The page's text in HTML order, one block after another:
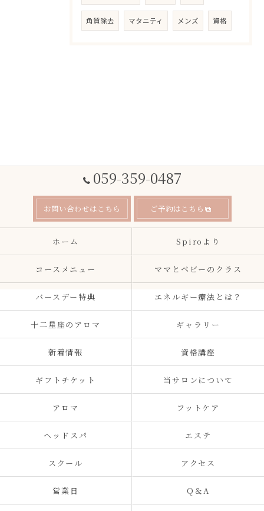
角質除去 マタニティ メンズ 資格
059-359-0487
お問い合わせはこちら ご予約はこちら
ホーム Spiroより
コースメニュー ママとベビーのクラス
バースデー特典 エネルギー療法とは？
十二星座のアロマ ギャラリー
新着情報 資格講座
ギフトチケット 当サロンについて
アロマ フットケア
ヘッドスパ エステ
スクール アクセス
営業日 Q＆A